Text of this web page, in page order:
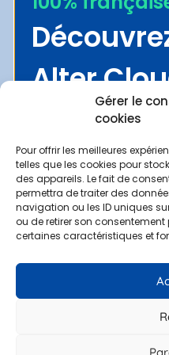
Gérer le
cookies
Pour offrir les meilleures
telles que les cookies pour
des appareils. Le fait de
permettra de traiter des
navigation ou les ID uniques
ou de retirer son
certaines caractéristiques et
Contact
Demander une démo
Espace clients
Politique de confidentialité–
données
© 2022 Alter Telecom. Site
Alter